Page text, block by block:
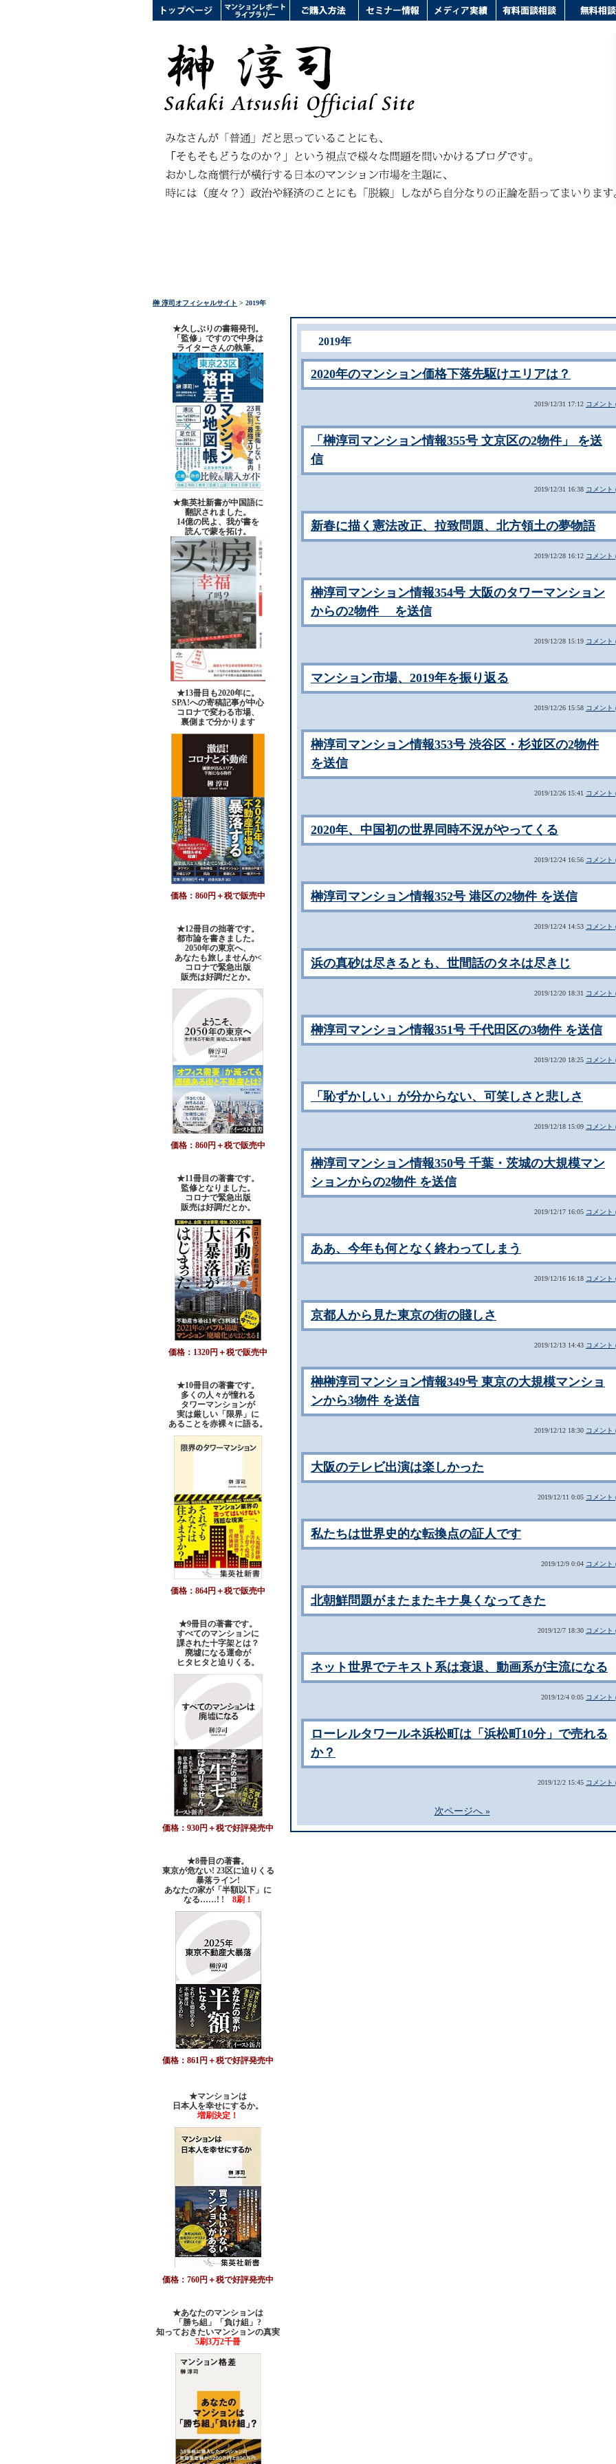
榊 淳司オフィシャルサイト > 2019年
★久しぶりの書籍発刊。
「監修」ですので中身は
ライターさんの執筆。
★集英社新書が中国語に
翻訳されました。
14億の民よ、我が書を
読んで蒙を拓け。
★13冊目も2020年に。
SPA!への寄稿記事が中心
コロナで変わる市場、
裏側まで分かります
価格：860円＋税で販売中
★12冊目の拙著です。
都市論を書きました。
2050年の東京へ、
あなたも旅しませんか<
コロナで緊急出版
販売は好調だとか。
価格：860円＋税で販売中
★11冊目の著書です。
監修となりました。
コロナで緊急出版
販売は好調だとか。
価格：1320円＋税で販売中
★10冊目の著書です。
多くの人々が憧れる
タワーマンションが
実は厳しい「限界」に
あることを赤裸々に語る。
価格：864円＋税で販売中
★9冊目の著書です。
すべてのマンションに
課された十字架とは？
廃墟になる運命が
ヒタヒタと迫りくる。
価格：930円＋税で好評発売中
★8冊目の著書。
東京が危ない! 23区に迫りくる
暴落ライン!
あなたの家が「半額以下」に
なる……! ! 8刷！
価格：861円＋税で好評発売中
★マンションは
日本人を幸せにするか。
増刷決定！
価格：760円＋税で好評発売中
★あなたのマンションは
「勝ち組」「負け組」?
知っておきたいマンションの真実
5刷3万2千冊
2019年
2020年のマンション価格下落先駆けエリアは？
2019/12/31 17:12 コメント
「榊淳司マンション情報355号 文京区の2物件」 を送
信
2019/12/31 16:38 コメント
新春に描く憲法改正、拉致問題、北方領土の夢物語
2019/12/28 16:12 コメント
榊淳司マンション情報354号 大阪のタワーマンション
からの2物件 を送信
2019/12/28 15:19 コメント
マンション市場、2019年を振り返る
2019/12/26 15:58 コメント
榊淳司マンション情報353号 渋谷区・杉並区の2物件
を送信
2019/12/26 15:41 コメント
2020年、中国初の世界同時不況がやってくる
2019/12/24 16:56 コメント
榊淳司マンション情報352号 港区の2物件 を送信
2019/12/24 14:53 コメント
浜の真砂は尽きるとも、世間話のタネは尽きじ
2019/12/20 18:31 コメント
榊淳司マンション情報351号 千代田区の3物件 を送信
2019/12/20 18:25 コメント
「恥ずかしい」が分からない、可笑しさと悲しさ
2019/12/18 15:09 コメント
榊淳司マンション情報350号 千葉・茨城の大規模マン
ションからの2物件 を送信
2019/12/17 16:05 コメント
ああ、今年も何となく終わってしまう
2019/12/16 16:18 コメント
京都人から見た東京の街の賤しさ
2019/12/13 14:43 コメント
榊榊淳司マンション情報349号 東京の大規模マンショ
ンから3物件 を送信
2019/12/12 18:30 コメント
大阪のテレビ出演は楽しかった
2019/12/11 0:05 コメント
私たちは世界史的な転換点の証人です
2019/12/9 0:04 コメント
北朝鮮問題がまたまたキナ臭くなってきた
2019/12/7 18:30 コメント
ネット世界でテキスト系は衰退、動画系が主流になる
2019/12/4 0:05 コメント
ローレルタワールネ浜松町は「浜松町10分」で売れる
か？
2019/12/2 15:45 コメント
次ページへ »